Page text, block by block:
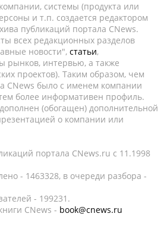
системы (продукта или
и т.п. создается редактором
публикаций портала CNews.
всех редакционных разделов
новости", статьи,
рынков, интервью, а также
проектов). Таким образом, чем
CNews было с именем компании
более информативен профиль.
(обогащен) дополнительной
о компании или
портала CNews.ru c 11.1998
- 1463328, в очереди разбора -
- 199231.
CNews - book@cnews.ru